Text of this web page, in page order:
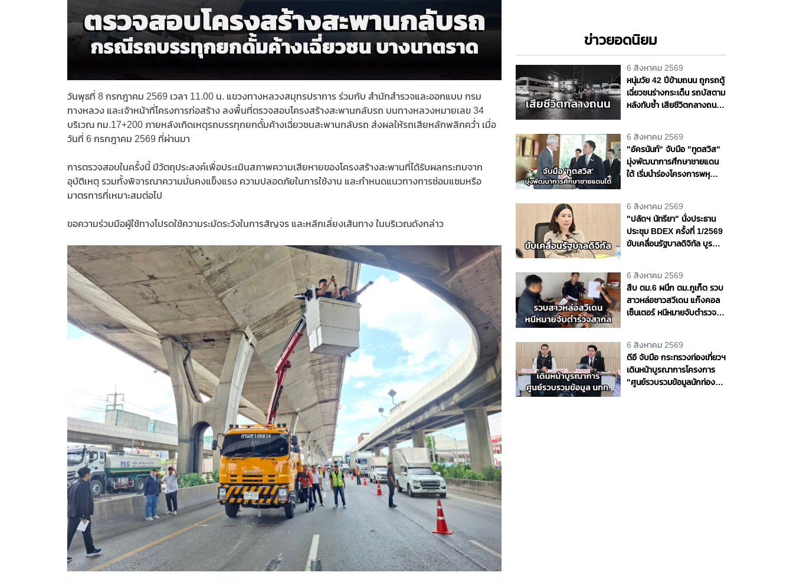
วันพุธที่ 8 กรกฎาคม 2569 เวลา 11.00 น. แขวงทางหลวงสมุทรปราการ ร่วมกับ สำนักสำรวจและออกแบบ กรม
ทางหลวง และเจ้าหน้าที่โครงการก่อสร้าง ลงพื้นที่ตรวจสอบโครงสร้างสะพานกลับรถ บนทางหลวงหมายเลข 34
บริเวณ กม.17+200 ภายหลังเกิดเหตุรถบรรทุกยกดั้มค้างเฉี่ยวชนสะพานกลับรถ ส่งผลให้รถเสียหลักพลิกคว่ำ เมื่อ
วันที่ 6 กรกฎาคม 2569 ที่ผ่านมา
การตรวจสอบในครั้งนี้ มีวัตถุประสงค์เพื่อประเมินสภาพความเสียหายของโครงสร้างสะพานที่ได้รับผลกระทบจาก
อุบัติเหตุ รวมทั้งพิจารณาความมั่นคงแข็งแรง ความปลอดภัยในการใช้งาน และกำหนดแนวทางการซ่อมแซมหรือ
มาตรการที่เหมาะสมต่อไป
ขอความร่วมมือผู้ใช้ทางโปรดใช้ความระมัดระวังในการสัญจร และหลีกเลี่ยงเส้นทาง ในบริเวณดังกล่าว
ข่าวยอดนิยม
6 สิงหาคม 2569
หนุ่มวัย 42 ปีข้ามถนน ถูกรถตู้
เฉี่ยวชนร่างกระเด็น รถบัสตาม
หลังทับซ้ำ เสียชีวิตกลางถนน
6 สิงหาคม 2569
"อัครนันท์" จับมือ "ทูตสวิส"
มุ่งพัฒนาการศึกษาชายแดน
ใต้ เริ่มนำร่องโครงการพหุ
6 สิงหาคม 2569
"ปลัดฯ นัทรียา" นั่งประธาน
ประชุม BDEX ครั้งที่ 1/2569
ขับเคลื่อนรัฐบาลดิจิทัล บูรณา
6 สิงหาคม 2569
สืบ ตม.6 ผนึก ตม.ภูเก็ต รวบ
สาวหล่อชาวสวีเดน แก๊งคอล
เซ็นเตอร์ หนีหมายจับตำรวจ
ล้านบาท
6 สิงหาคม 2569
ดีอี จับมือ กระทรวงท่องเที่ยวฯ
เดินหน้าบูรณาการโครงการ
"ศูนย์รวบรวมข้อมูลนักท่อง